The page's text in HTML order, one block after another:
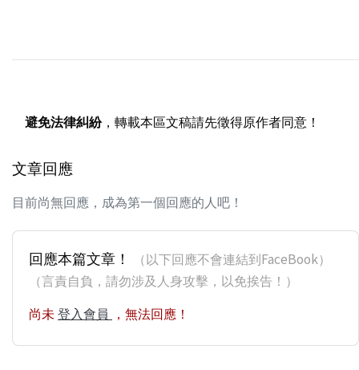
避免法律糾紛，轉載本區文稿請先徵得原作者同意！
文章回應
目前尚無回應，成為第一個回應的人吧！
回應本篇文章！
（以下回應不會連結到FaceBook）
（言責自負，請勿涉及人身攻擊，以免挨告！）
尚未 登入會員 ，無法回應！